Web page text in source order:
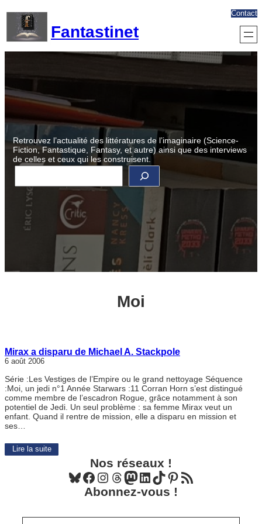
contenu
Fantastinet
Contact
Retrouvez l’actualité des littératures de l’imaginaire (Science-
Fiction, Fantastique, Fantasy, et autre) ainsi que des interviews
de celles et ceux qui les construisent.
R
c
Moi
Mirax a disparu de Michael A. Stackpole
6 août 2006
Série :Les Vestiges de l’Empire ou le grand nettoyage Séquence
:Moi, un jedi n°1 Année Starwars :11 Corran Horn s’est distingué
comme membre de l’escadron Rogue, grâce notamment à son
potentiel de Jedi. Un seul problème : sa femme Mirax veut un
enfant. Quand il rentre de mission, elle a disparu en mission et
ses…
Lire la suite
Nos réseaux !
Bluesky Facebook Instagram Threads Mastodon LinkedIn TikTok Pinterest Flux RSS
Abonnez-vous !